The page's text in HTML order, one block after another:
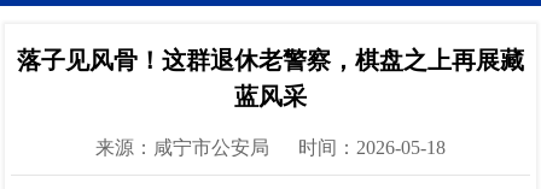
落子见风骨！这群退休老警察，棋盘之上再展藏
蓝风采
来源：咸宁市公安局 时间：2026-05-18